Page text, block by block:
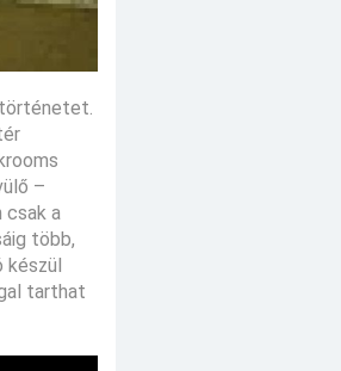
–
a
több,
készül
tarthat